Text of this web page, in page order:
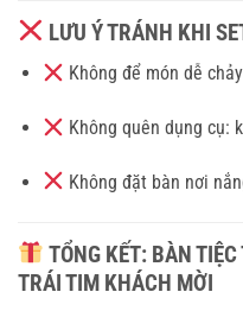
LƯU Ý TRÁNH KHI
Không để món dễ
Không quên dụng cụ:
Không đặt bàn nơi
TỔNG KẾT: BÀN
TRÁI TIM KHÁCH MỜI